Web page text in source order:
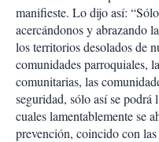
t
i
r
manifieste. Lo dijo así:
acercándonos y abrazando
los territorios desolados de
comunidades parroquiales,
comunitarias, las
seguridad, sólo así se podrá
cuales lamentablemente se
prevención, coincido con